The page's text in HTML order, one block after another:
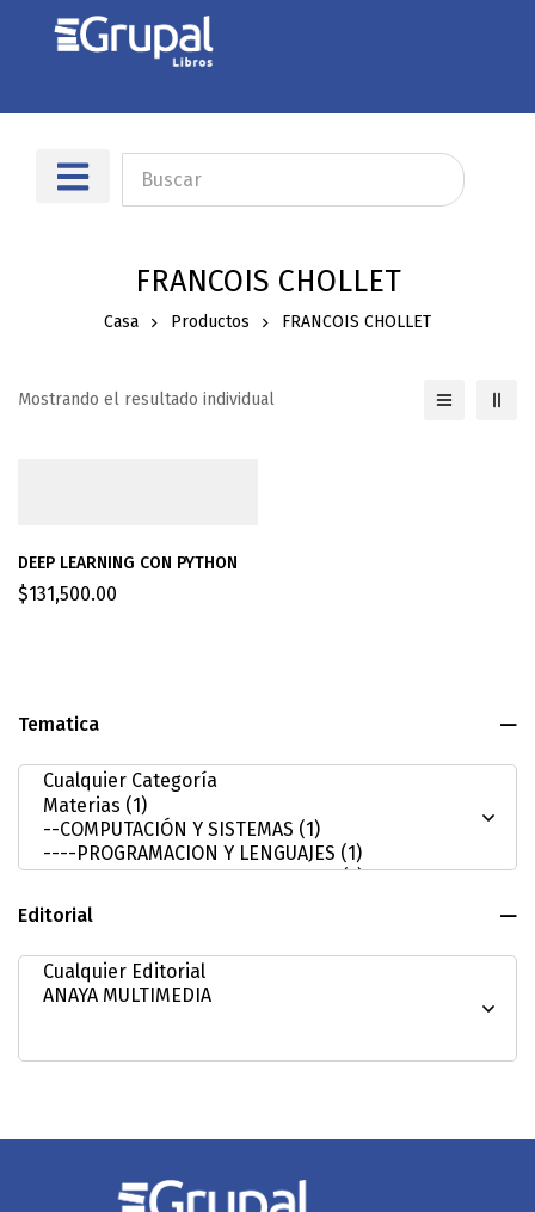
FRANCOIS CHOLLET
Casa Productos FRANCOIS CHOLLET
Tematica
Editorial
Mostrando el resultado individual
DEEP LEARNING CON PYTHON
$131,500.00